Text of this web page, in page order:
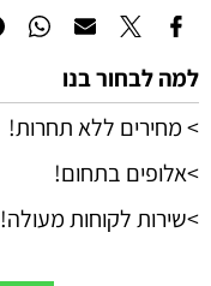
למה לבחור בנו
> מחירים ללא תחרות!
>אלופים בתחום!
>שירות לקוחות מעולה!